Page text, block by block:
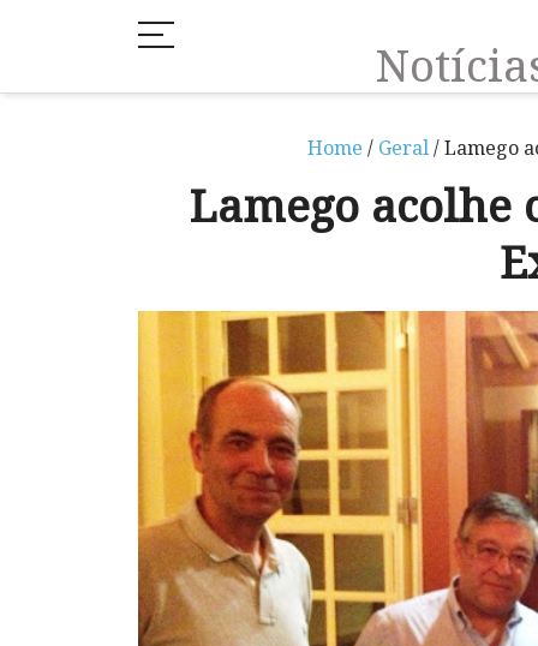
Home / Geral/ Lamego
Lamego acolhe